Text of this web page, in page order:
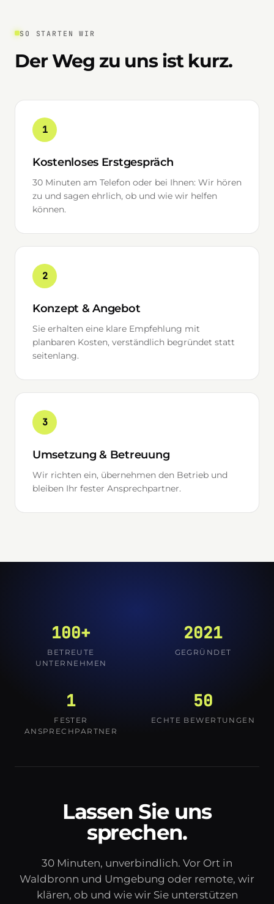
SO STARTEN WIR
Der Weg zu uns ist kurz.
1
Kostenloses Erstgespräch
30 Minuten am Telefon oder bei Ihnen: Wir hören
zu und sagen ehrlich, ob und wie wir helfen
können.
2
Konzept & Angebot
Sie erhalten eine klare Empfehlung mit
planbaren Kosten, verständlich begründet statt
seitenlang.
3
Umsetzung & Betreuung
Wir richten ein, übernehmen den Betrieb und
bleiben Ihr fester Ansprechpartner.
100+
BETREUTE
UNTERNEHMEN
2021
GEGRÜNDET
1
FESTER
ANSPRECHPARTNER
50
ECHTE BEWERTUNGEN
Lassen Sie uns
sprechen.
30 Minuten, unverbindlich. Vor Ort in
Waldbronn und Umgebung oder remote, wir
klären, ob und wie wir Sie unterstützen